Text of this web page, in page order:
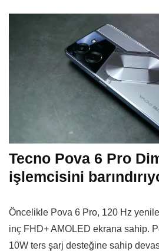
Tecno Pova 6 Pro
işlemcisini
Öncelikle Pova 6 Pro, 120 Hz
inç FHD+ AMOLED ekrana sahip.
10W ters şarj desteğine sahip